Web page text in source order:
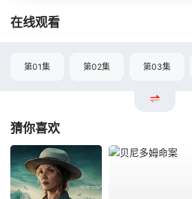
在线观看
第01集 第02集 第03集
猜你喜欢